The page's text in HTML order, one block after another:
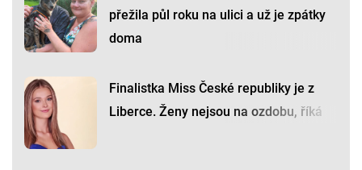
přežila půl roku na ulici a už je zpátky
doma
Finalistka Miss České republiky je z
Liberce. Ženy nejsou na ozdobu, říká